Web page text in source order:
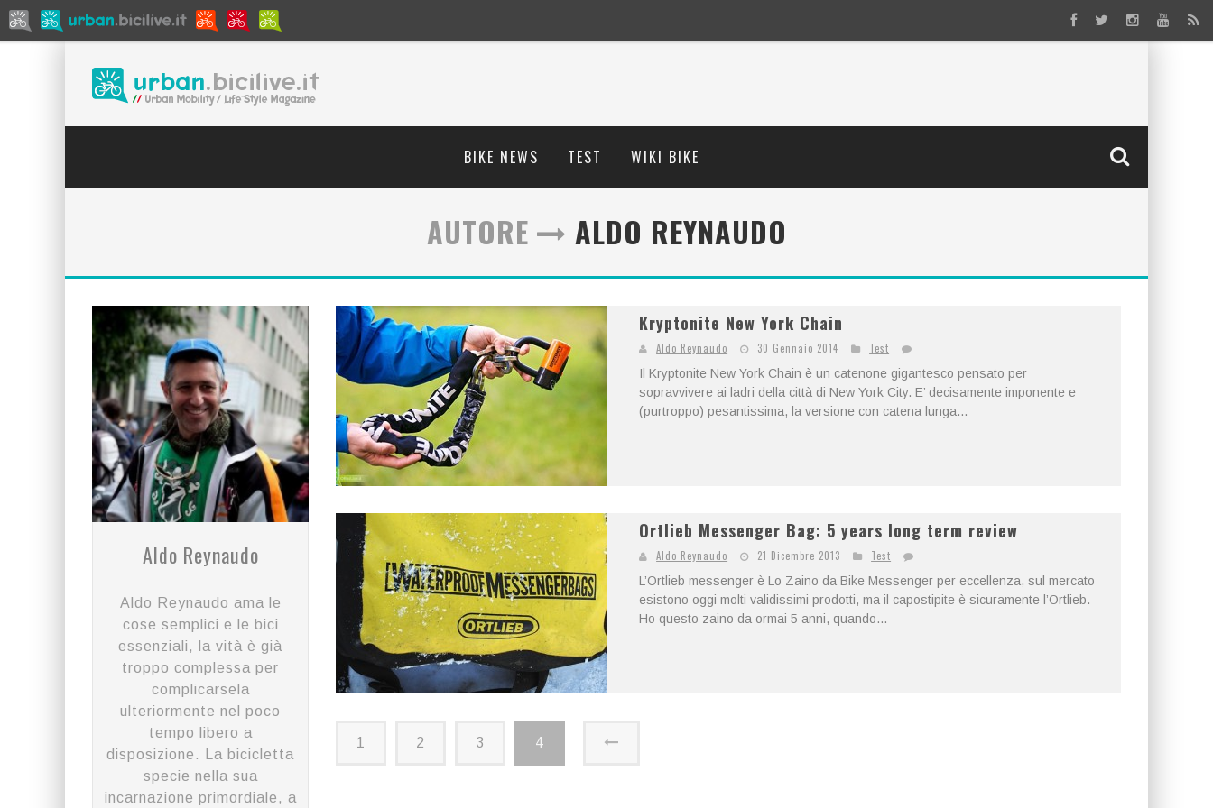
BIKE NEWS TEST WIKI BIKE
AUTORE ALDO REYNAUDO
Aldo Reynaudo
Aldo Reynaudo ama le
cose semplici e le bici
essenziali, la vità è già
troppo complessa per
complicarsela
ulteriormente nel poco
tempo libero a
disposizione. La bicicletta
specie nella sua
incarnazione primordiale, a
Kryptonite New York Chain
Aldo Reynaudo 30 Gennaio 2014
Test
Il Kryptonite New York Chain è un catenone gigantesco pensato per
sopravvivere ai ladri della città di New York City. E’ decisamente imponente e
(purtroppo) pesantissima, la versione con catena lunga...
Ortlieb Messenger Bag: 5 years long term review
Aldo Reynaudo 21 Dicembre 2013
Test
L’Ortlieb messenger è Lo Zaino da Bike Messenger per eccellenza, sul mercato
esistono oggi molti validissimi prodotti, ma il capostipite è sicuramente l’Ortlieb.
Ho questo zaino da ormai 5 anni, quando...
1 2 3 4